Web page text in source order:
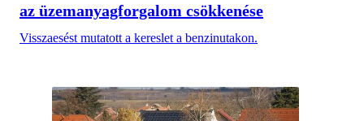
az üzemanyagforgalom csökkenése
Visszaesést mutatott a kereslet a benzinutakon.